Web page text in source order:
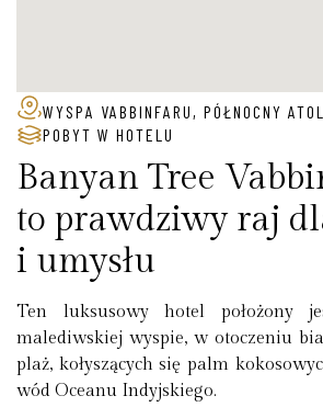
WYSPA VABBINFARU, PÓŁNOCNY
POBYT W HOTELU
Banyan Tree
to prawdziwy raj
i umysłu
Ten luksusowy hotel położony
malediwskiej wyspie, w otoczeniu
plaż, kołyszących się palm
wód Oceanu Indyjskiego.